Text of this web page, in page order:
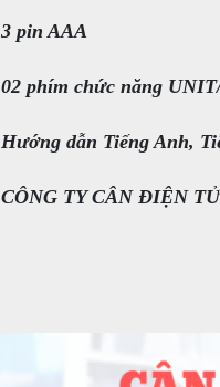
3 pin AAA
02 phím chức năng
Hướng dẫn Tiếng Anh,
CÔNG TY CÂN ĐIỆN